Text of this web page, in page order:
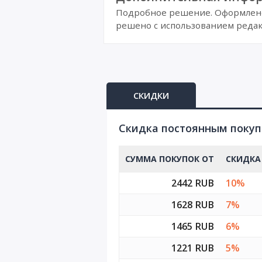
Подробное решение.
решено с использованием
СКИДКИ
Cкидка постоянным
СУММА ПОКУПОК ОТ СКИДКА
2442 RUB
10%
1628 RUB
7%
1465 RUB
6%
1221 RUB
5%